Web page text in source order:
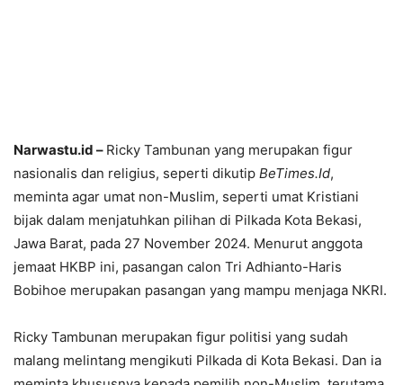
Narwastu.id – Ricky Tambunan yang merupakan figur
nasionalis dan religius, seperti dikutip BeTimes.Id,
meminta agar umat non-Muslim, seperti umat Kristiani
bijak dalam menjatuhkan pilihan di Pilkada Kota Bekasi,
Jawa Barat, pada 27 November 2024. Menurut anggota
jemaat HKBP ini, pasangan calon Tri Adhianto-Haris
Bobihoe merupakan pasangan yang mampu menjaga NKRI.
Ricky Tambunan merupakan figur politisi yang sudah
malang melintang mengikuti Pilkada di Kota Bekasi. Dan ia